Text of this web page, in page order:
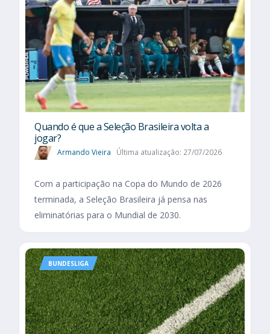
Quando é que a Seleção Brasileira volta a
jogar?
Armando Vieira Última atualização: 27/07/2026
Com a participação na Copa do Mundo de 2026
terminada, a Seleção Brasileira já pensa nas
eliminatórias para o Mundial de 2030.
BUNDESLIGA